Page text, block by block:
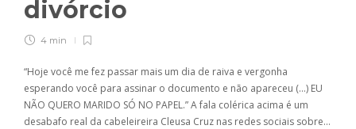
divórcio
4 min
“Hoje você me fez passar mais um dia de raiva e vergonha
esperando você para assinar o documento e não apareceu (…) EU
NÃO QUERO MARIDO SÓ NO PAPEL.” A fala colérica acima é um
desabafo real da cabeleireira Cleusa Cruz nas redes sociais sobre…